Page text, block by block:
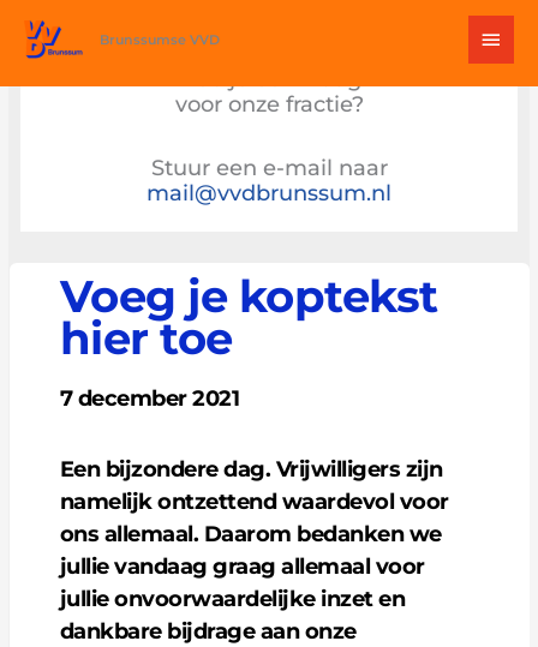
naar
inhoud
Brunssumse VVD
voor onze fractie?
Stuur een e-mail naar
mail@vvdbrunssum.nl
Voeg je koptekst
hier toe
7 december 2021
Een bijzondere dag. Vrijwilligers zijn
namelijk ontzettend waardevol voor
ons allemaal. Daarom bedanken we
jullie vandaag graag allemaal voor
jullie onvoorwaardelijke inzet en
dankbare bijdrage aan onze